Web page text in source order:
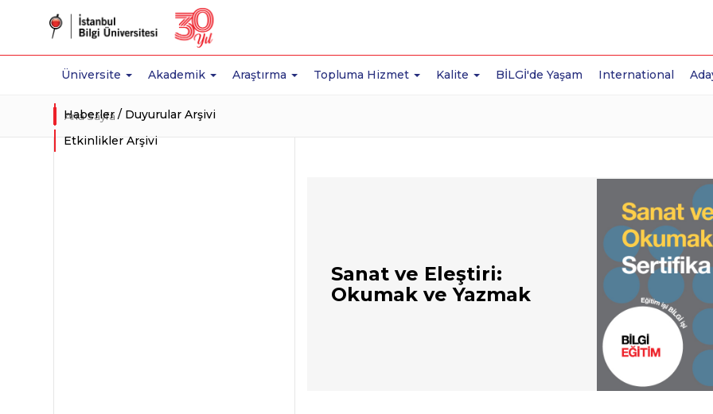
Üniversite Akademik Araştırma Topluma Hizmet Kalite BİLGİ'de Yaşam International
Ana Sayfa
Haberler / Duyurular Arşivi
Etkinlikler Arşivi
Sanat ve Eleştiri:
Okumak ve Yazmak